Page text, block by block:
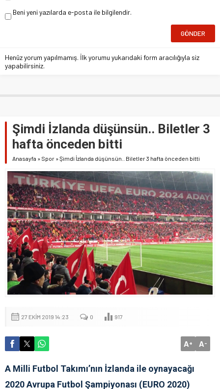
Beni yeni yazılarda e-posta ile bilgilendir.
Henüz yorum yapılmamış. İlk yorumu yukarıdaki form aracılığıyla siz
yapabilirsiniz.
Şimdi İzlanda düşünsün.. Biletler 3
hafta önceden bitti
Anasayfa » Spor »Şimdi İzlanda düşünsün.. Biletler 3 hafta önceden bitti
27 EKIM 2019 14:23 0 917
A+ A-
A Milli Futbol Takımı’nın İzlanda ile oynayacağı
2020 Avrupa Futbol Şampiyonası (EURO 2020)